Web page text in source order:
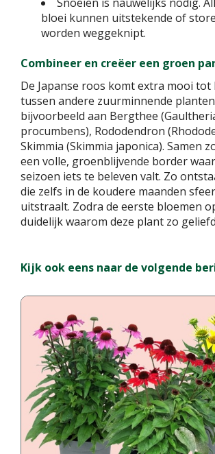
bloei kunnen uitstekende of
worden weggeknipt.
Combineer en creëer een groen
De Japanse roos komt extra mooi
tussen andere zuurminnende
bijvoorbeeld aan Bergthee
procumbens), Rododendron
Skimmia (Skimmia japonica). Samen
een volle, groenblijvende border
seizoen iets te beleven valt. Zo
die zelfs in de koudere maanden
uitstraalt. Zodra de eerste bloemen
duidelijk waarom deze plant zo
Kijk ook eens naar de volgende